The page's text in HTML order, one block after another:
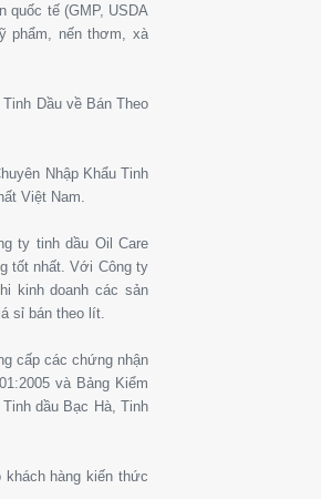
tế (GMP, USDA
phẩm, nến thơm, xà
Dầu về Bán Theo
Nhập Khẩu Tinh
Việt Nam.
ty tinh dầu Oil Care
tốt nhất. Với Công ty
kinh doanh các sản
sỉ bán theo lít.
cấp các chứng nhận
và Bảng Kiểm
dầu Bạc Hà, Tinh
hàng kiến thức